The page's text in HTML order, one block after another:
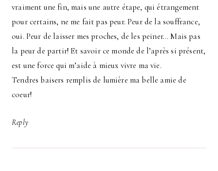
vraiment une fin, mais une autre étape, qui étrangement
pour certains, ne me fait pas peur. Peur de la souffrance,
oui. Peur de laisser mes proches, de les peiner… Mais pas
la peur de partir! Et savoir ce monde de l’après si présent,
est une force qui m’aide à mieux vivre ma vie.
Tendres baisers remplis de lumière ma belle amie de
coeur!
Reply